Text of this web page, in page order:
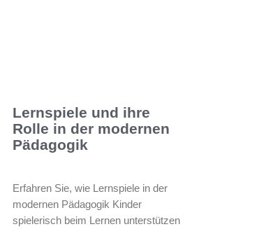
Lernspiele und ihre
Rolle in der modernen
Pädagogik
Erfahren Sie, wie Lernspiele in der
modernen Pädagogik Kinder
spielerisch beim Lernen unterstützen